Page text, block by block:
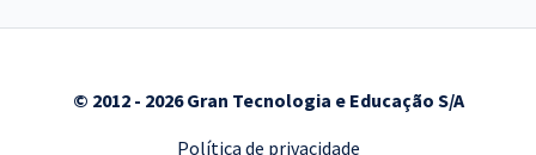
© 2012 - 2026 Gran Tecnologia e Educação S/A
Política de privacidade